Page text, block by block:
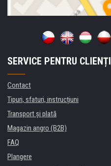
SERVICE PENTRU CLIENȚI
Contact
Tipuri, sfaturi, instrucțiuni
Transport şi plată
Magazin angro (B2B)
FAQ
Plangere